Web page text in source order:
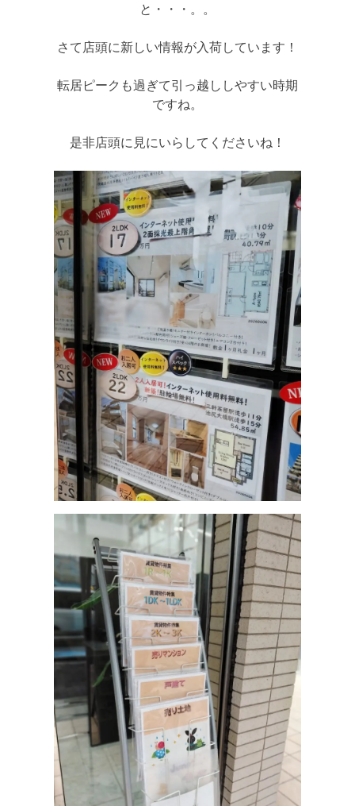
と・・・。。
さて店頭に新しい情報が入荷しています！
転居ピークも過ぎて引っ越ししやすい時期
ですね。
是非店頭に見にいらしてくださいね！